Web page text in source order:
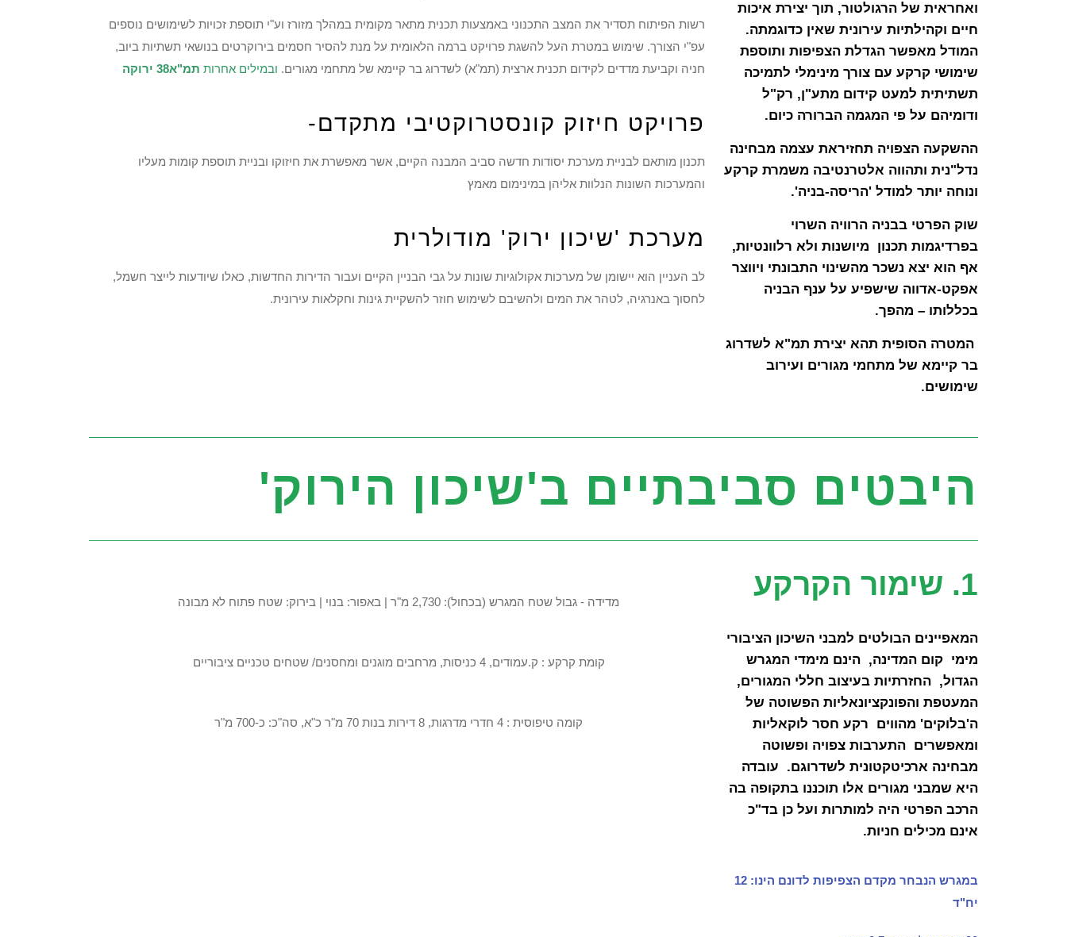
ואחראית של הרגולטור, תוך יצירת איכות
חיים וקהילתיות עירונית שאין כדוגמתה.
המודל מאפשר הגדלת הצפיפות ותוספת
שימושי קרקע עם צורך מינימלי לתמיכה
תשתיתית למעט קידום מתע"ן, רק"ל
ודומיהם על פי המגמה הברורה כיום.
ההשקעה הצפויה תחזיראת עצמה מבחינה
נדל"נית ותהווה אלטרנטיבה משמרת קרקע
ונוחה יותר למודל 'הריסה-בניה'.
שוק הפרטי בבניה הרוויה השרוי
בפרדיגמות תכנון מיושנות ולא רלוונטיות,
אף הוא יצא נשכר מהשינוי התבונתי ויווצר
אפקט-אדווה שישפיע על ענף הבניה
בכללותו – מהפך.
המטרה הסופית תהא יצירת תמ"א לשדרוג
בר קיימא של מתחמי מגורים ועירוב
שימושים.
רשות הפיתוח תסדיר את המצב התכנוני באמצעות תכנית מתאר מקומית במהלך מזורז וע"י תוספת זכויות לשימושים נוספים
עפ"י הצורך. שימוש במטרת העל להשגת פרויקט ברמה הלאומית על מנת להסיר חסמים בירוקרטים בנושאי תשתיות ביוב,
חניה וקביעת מדדים לקידום תכנית ארצית (תמ"א) לשדרוג בר קיימא של מתחמי מגורים. ובמילים אחרות תמ"א38 ירוקה
פרויקט חיזוק קונסטרוקטיבי מתקדם-
תכנון מותאם לבניית מערכת יסודות חדשה סביב המבנה הקיים, אשר מאפשרת את חיזוקו ובניית תוספת קומות מעליו
והמערכות השונות הנלוות אליהן במינימום מאמץ
מערכת 'שיכון ירוק' מודולרית
לב העניין הוא יישומן של מערכות אקולוגיות שונות על גבי הבניין הקיים ועבור הדירות החדשות, כאלו שיודעות לייצר חשמל,
לחסוך באנרגיה, לטהר את המים ולהשיבם לשימוש חוזר להשקיית גינות וחקלאות עירונית.
היבטים סביבתיים ב'שיכון הירוק'
1. שימור הקרקע
המאפיינים הבולטים למבני השיכון הציבורי
מימי קום המדינה, הינם מימדי המגרש
הגדול, החזרתיות בעיצוב חללי המגורים,
המעטפת והפונקציונאליות הפשוטה של
ה'בלוקים' מהווים רקע חסר לוקאליות
ומאפשרים התערבות צפויה ופשוטה
מבחינה ארכיטקטונית לשדרוגם. עובדה
היא שמבני מגורים אלו תוכננו בתקופה בה
הרכב הפרטי היה למותרות ועל כן בד"כ
אינם מכילים חניות.
במגרש הנבחר מקדם הצפיפות לדונם הינו: 12
יח"ד
מדידה - גבול שטח המגרש (בכחול): 2,730 מ"ר | באפור: בנוי | בירוק: שטח פתוח לא מבונה
קומת קרקע : ק.עמודים, 4 כניסות, מרחבים מוגנים ומחסנים/ שטחים טכניים ציבוריים
קומה טיפוסית : 4 חדרי מדרגות, 8 דירות בנות 70 מ"ר כ"א, סה"כ: כ-700 מ"ר